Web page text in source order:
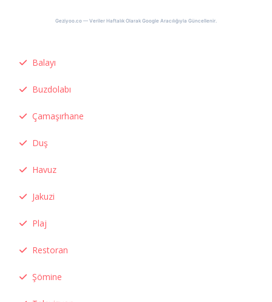
Geziyoo.co — Veriler Haftalık Olarak Google Aracılığıyla Güncellenir.
Balayı
Buzdolabı
Çamaşırhane
Duş
Havuz
Jakuzi
Plaj
Restoran
Şömine